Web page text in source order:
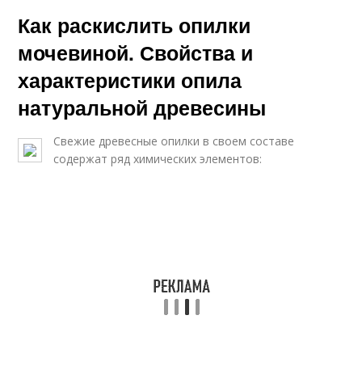
Опилки в удобрение Опилки в почву
Свежие опилки Древесные опилки
Опилки в грунт
Как раскислить опилки
мочевиной. Свойства и
характеристики опила
натуральной древесины
Свежие древесные опилки в своем составе
содержат ряд химических элементов: